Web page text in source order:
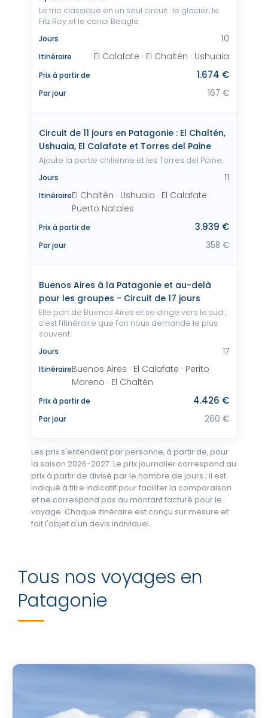
Le trio classique en un seul circuit : le glacier, le
Fitz Roy et le canal Beagle.
Jours
10
Itinéraire El Calafate · El Chaltén · Ushuaia
Prix à partir de 1.674 €
Par jour 167 €
Circuit de 11 jours en Patagonie : El Chaltén,
Ushuaia, El Calafate et Torres del Paine
Ajoute la partie chilienne et les Torres del Paine.
Jours
11
ItinéraireEl Chaltén · Ushuaia · El Calafate ·
Puerto Natales
Prix à partir de 3.939 €
Par jour 358 €
Buenos Aires à la Patagonie et au-delà
pour les groupes - Circuit de 17 jours
Elle part de Buenos Aires et se dirige vers le sud ;
c'est l'itinéraire que l'on nous demande le plus
souvent.
Jours
17
ItinéraireBuenos Aires · El Calafate · Perito
Moreno · El Chaltén
Prix à partir de 4.426 €
Par jour 260 €
Les prix s'entendent par personne, à partir de, pour
la saison 2026-2027. Le prix journalier correspond au
prix à partir de divisé par le nombre de jours ; il est
indiqué à titre indicatif pour faciliter la comparaison
et ne correspond pas au montant facturé pour le
voyage. Chaque itinéraire est conçu sur mesure et
fait l'objet d'un devis individuel.
Tous nos voyages en
Patagonie